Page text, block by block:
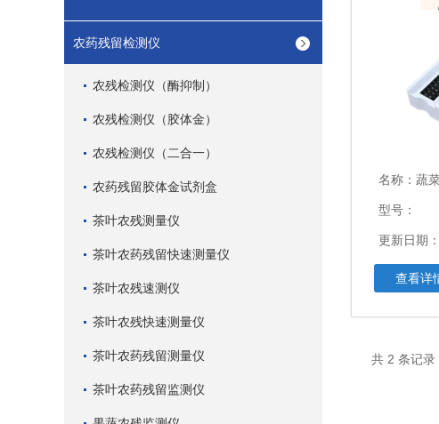
农药残留检测仪
农残检测仪（酶抑制）
农残检测仪（胶体金）
农残检测仪（二合一）
农药残留胶体金试剂盒
茶叶农残测量仪
茶叶农药残留快速测量仪
茶叶农残速测仪
茶叶农残快速测量仪
茶叶农药残留测量仪
茶叶农药残留监测仪
名称： 蔬菜
型号：
更新日期
查看详
共 2 条记